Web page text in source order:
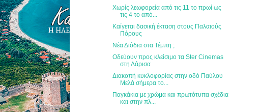
Χωρίς λεωφορεία από τις 11 το πρωί ως
τις 4 το από...
Καίγεται δασική έκταση στους Παλαιούς
Πόρους
Νέα Διόδια στα Τέμπη ;
Οδεύουν προς κλείσιμο τα Ster Cinemas
στη Λάρισα
Διακοπή κυκλοφορίας στην οδό Παύλου
Μελά σήμερα το...
Παγκάκια με χρώμα και πρωτότυπα σχέδια
και στην πλ...